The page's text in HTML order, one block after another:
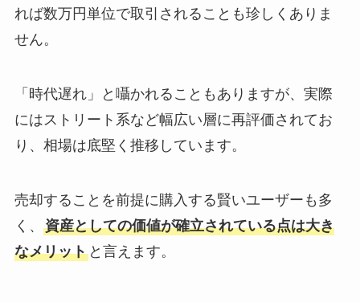
れば数万円単位で取引されることも珍しくありま
せん。
「時代遅れ」と囁かれることもありますが、実際
にはストリート系など幅広い層に再評価されてお
り、相場は底堅く推移しています。
売却することを前提に購入する賢いユーザーも多
く、 資産としての価値が確立されている点は大き
なメリットと言えます。